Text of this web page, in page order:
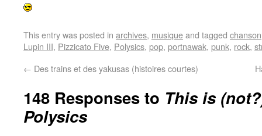
This entry was posted in archives, musiqueand tagged chanson
Lupin III, Pizzicato Five, Polysics, pop, portnawak, punk, rock,
← Des trains et des yakusas (histoires courtes)
148 Responses to This is
Polysics